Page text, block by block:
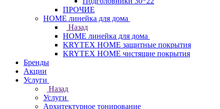
ПРОЧИЕ
HOME линейка для дома
Назад
HOME линейка для дома
KRYTEX HOME защитные покрытия
KRYTEX HOME чистящие покрытия
Бренды
Акции
Услуги
Назад
Услуги
Архитектурное тонирование